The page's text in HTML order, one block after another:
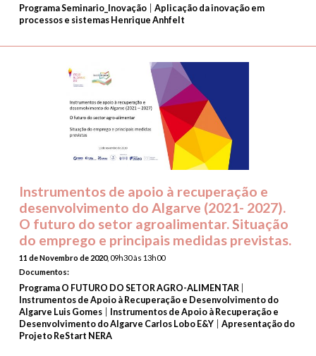
Programa Seminario_Inovação| Aplicação da inovação em
processos e sistemas Henrique Anhfelt
Instrumentos de apoio à recuperação e
desenvolvimento do Algarve (2021- 2027).
O futuro do setor agroalimentar. Situação
do emprego e principais medidas previstas.
11 de Novembro de 2020, 09h30 às 13h00
Documentos:
Programa O FUTURO DO SETOR AGRO-ALIMENTAR |
Instrumentos de Apoio à Recuperação e Desenvolvimento do
Algarve Luis Gomes|
Instrumentos de Apoio à Recuperação e
Desenvolvimento do Algarve Carlos Lobo E&Y| Apresentação do
Projeto ReStart NERA